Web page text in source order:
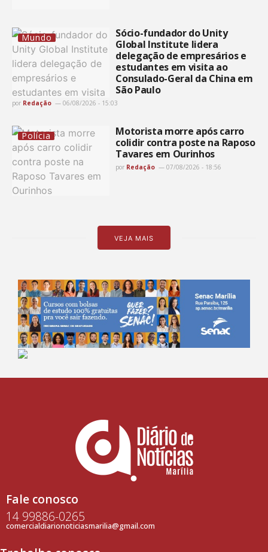
Mundo
Sócio-fundador do Unity
Global Institute lidera
delegação de empresários e
estudantes em visita ao
Consulado-Geral da China em
São Paulo
por Redação 06/08/2026 - 15:03
Polícia
Motorista morre após carro
colidir contra poste na Raposo
Tavares em Ourinhos
por Redação 07/08/2026 - 18:56
VEJA MAIS
Fale conosco
14 99886-0265
comercialdiarionoticiasmarilia@gmail.com